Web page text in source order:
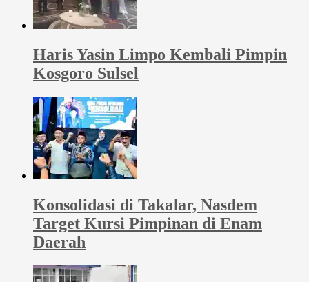
Haris Yasin Limpo Kembali Pimpin
Kosgoro Sulsel
Konsolidasi di Takalar, Nasdem
Target Kursi Pimpinan di Enam
Daerah